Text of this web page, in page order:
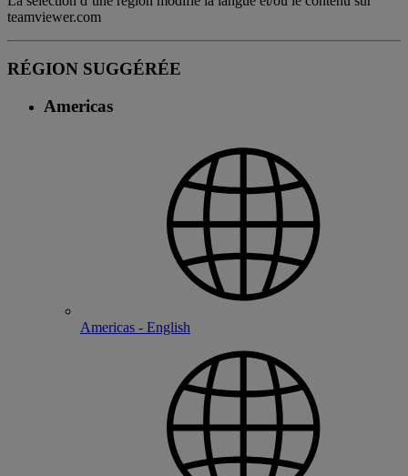
teamviewer.com
RÉGION SUGGÉRÉE
Americas
Americas - English